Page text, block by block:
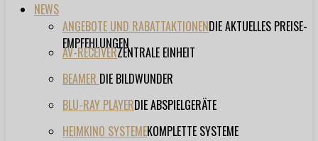
NEWS
ANGEBOTE UND RABATTAKTIONENDIE AKTUELLES PREISE-
EMPFEHLUNGEN
AV-RECEIVERZENTRALE EINHEIT
BEAMER DIE BILDWUNDER
BLU-RAY PLAYERDIE ABSPIELGERÄTE
HEIMKINO SYSTEMEKOMPLETTE SYSTEME